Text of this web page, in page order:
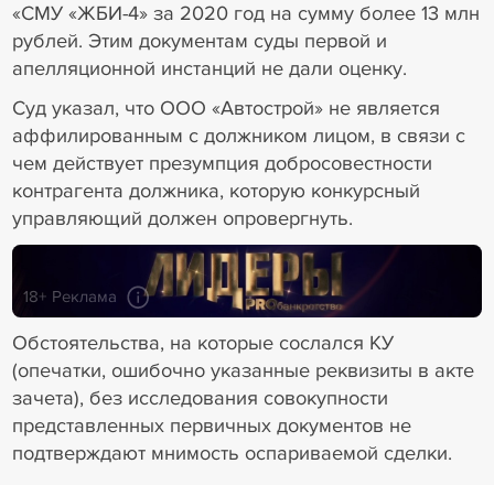
«СМУ «ЖБИ-4» за 2020 год на сумму более 13 млн
рублей. Этим документам суды первой и
апелляционной инстанций не дали оценку.
Суд указал, что ООО «Автострой» не является
аффилированным с должником лицом, в связи с
чем действует презумпция добросовестности
контрагента должника, которую конкурсный
управляющий должен опровергнуть.
18+ Реклама
Обстоятельства, на которые сослался КУ
(опечатки, ошибочно указанные реквизиты в акте
зачета), без исследования совокупности
представленных первичных документов не
подтверждают мнимость оспариваемой сделки.